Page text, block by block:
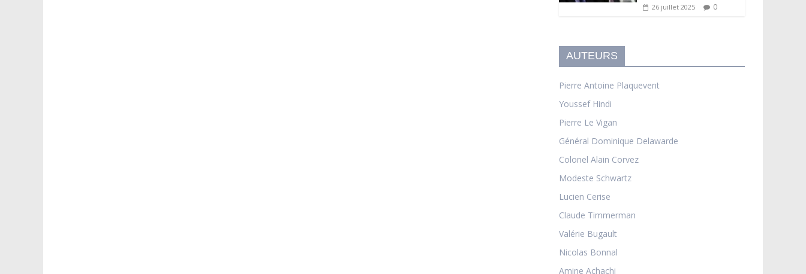
26 juillet 2025 0
AUTEURS
Pierre Antoine Plaquevent
Youssef Hindi
Pierre Le Vigan
Général Dominique Delawarde
Colonel Alain Corvez
Modeste Schwartz
Lucien Cerise
Claude Timmerman
Valérie Bugault
Nicolas Bonnal
Amine Achachi